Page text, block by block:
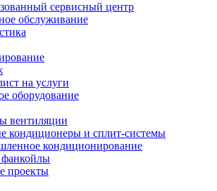
сервисный центр
обслуживание
на услуги
оборудование
вентиляции
кондиционеры и сплит-системы
кондиционирование
проекты